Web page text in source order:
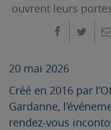
ouvrent leurs
20 mai 2026
Créé en 2016 par
Gardanne,
rendez-vous